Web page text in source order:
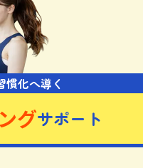
サポート
グ
慣化へ導く